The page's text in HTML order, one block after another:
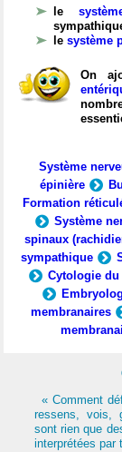
le
le système
On
Système
épinière
Formation
Système
spinaux
sympathique
Cytologie du
membranaires
« Comment
ressens, vois,
sont rien que
interprétées par